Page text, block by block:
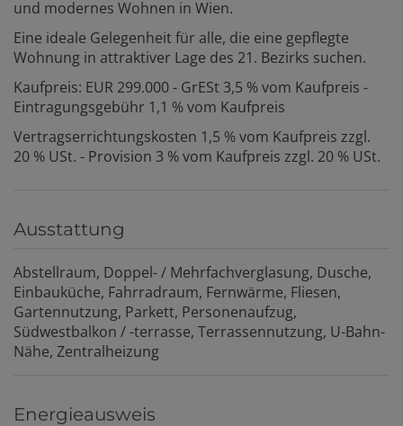
und modernes Wohnen in Wien.
Eine ideale Gelegenheit für alle, die eine gepflegte
Wohnung in attraktiver Lage des 21. Bezirks suchen.
Kaufpreis: EUR 299.000 - GrESt 3,5 % vom Kaufpreis -
Eintragungsgebühr 1,1 % vom Kaufpreis
Vertragserrichtungskosten 1,5 % vom Kaufpreis zzgl.
20 % USt. - Provision 3 % vom Kaufpreis zzgl. 20 % USt.
Ausstattung
Abstellraum Doppel- / Mehrfachverglasung Dusche
Einbauküche Fahrradraum Fernwärme Fliesen
Gartennutzung Parkett Personenaufzug
Südwestbalkon / -terrasse Terrassennutzung U-Bahn-
Nähe Zentralheizung
Energieausweis